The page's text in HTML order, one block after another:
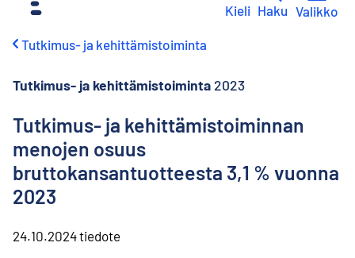
Kieli Haku Valikko
Tutkimus- ja kehittämistoiminta
Tutkimus- ja kehittämistoiminta 2023
Tutkimus- ja kehittämistoiminnan
menojen osuus
bruttokansantuotteesta 3,1 % vuonna
2023
24.10.2024tiedote